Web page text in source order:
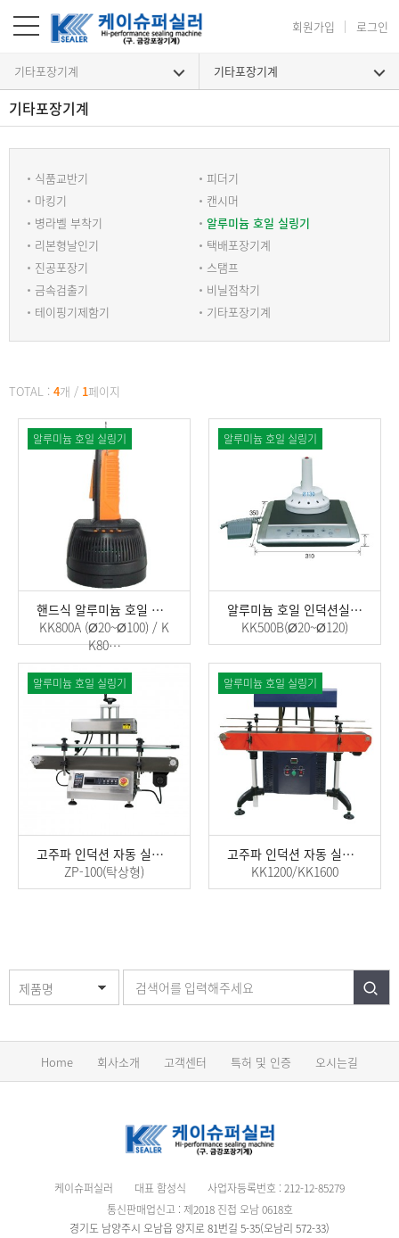
회원가입 로그인
기타포장기계 기타포장기계
기타포장기계
기타포장기계
식품교반기
피더기
마킹기
캔시머
병라벨 부착기
알루미늄 호일 실링기
리본형날인기
택배포장기계
진공포장기
스탬프
금속검출기
비닐접착기
테이핑기제함기
기타포장기계
TOTAL : 4개 / 1페이지
핸드식 알루미늄 호일 인덕션 실링기
KK800A (Ø20~Ø100) / K
K80…
알루미늄 호일 실링기
알루미늄 호일 인덕션실링기
KK500B(Ø20~Ø120)
알루미늄 호일 실링기
고주파 인덕션 자동 실링기
ZP-100(탁상형)
알루미늄 호일 실링기
고주파 인덕션 자동 실링기
KK1200/KK1600
알루미늄 호일 실링기
제품명
Home 회사소개 고객센터 특허 및 인증 오시는길
케이슈퍼실러 대표 함성식
사업자등록번호 : 212-12-85279
통신판매업신고 : 제2018 진접 오남 0618호
경기도 남양주시 오남읍 양지로 81번길 5-35(오남리 572-33)